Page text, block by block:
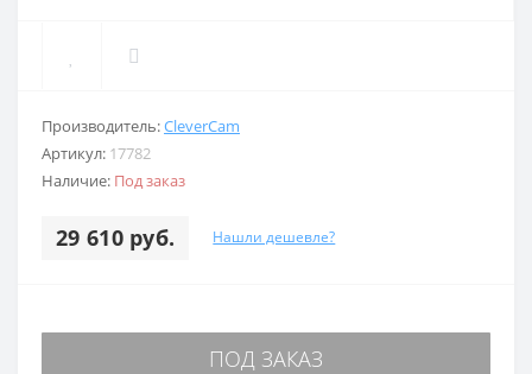
Производитель:CleverCam
Артикул: 17782
Наличие: Под заказ
29 610 руб. Нашли дешевле?
ПОД ЗАКАЗ